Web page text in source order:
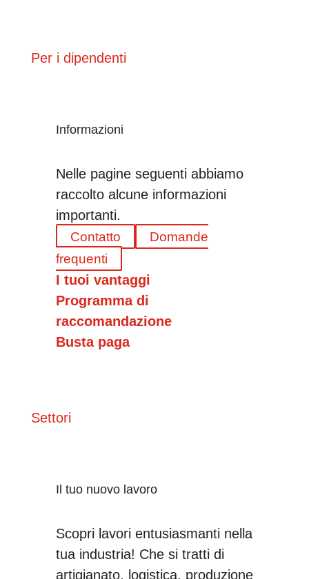
Per i dipendenti
Informazioni
Nelle pagine seguenti abbiamo
raccolto alcune informazioni
importanti.
Contatto
Domande
frequenti
I tuoi vantaggi
Programma di
raccomandazione
Busta paga
Settori
Il tuo nuovo lavoro
Scopri lavori entusiasmanti nella
tua industria! Che si tratti di
artigianato, logistica, produzione